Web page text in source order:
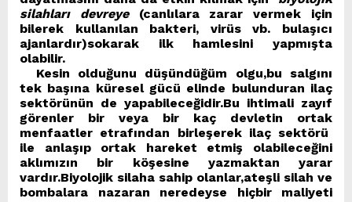
silahları devreye (canlılara zarar vermek için
bilerek kullanılan bakteri, virüs vb. bulaşıcı
ajanlardır)sokarak ilk hamlesini yapmışta
olabilir.
Kesin olduğunu düşündüğüm olgu,bu salgını
tek başına küresel gücü elinde bulunduran ilaç
sektörünün de yapabileceğidir.Bu ihtimali zayıf
görenler bir veya bir kaç devletin ortak
menfaatler etrafından birleşerek ilaç sektörü
ile anlaşıp ortak hareket etmiş olabileceğini
aklımızın bir köşesine yazmaktan yarar
vardır.Biyolojik silaha sahip olanlar,ateşli silah ve
bombalara nazaran neredeyse hiçbir maliyeti